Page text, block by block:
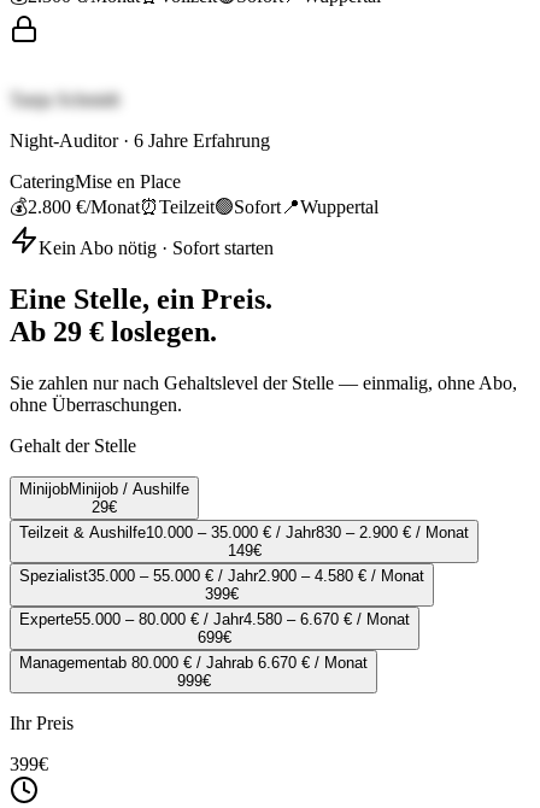
Tanja Schmidt
Night-Auditor· 6 Jahre Erfahrung
CateringMise en Place
💰2.800 €/Monat⏰Teilzeit🟢Sofort 📍Wuppertal
Kein Abo nötig · Sofort starten
Eine Stelle, ein Preis.
Ab 29 € loslegen.
Sie zahlen nur nach Gehaltslevel der Stelle — einmalig, ohne Abo,
ohne Überraschungen.
Gehalt der Stelle
MinijobMinijob / Aushilfe
29€
Teilzeit & Aushilfe10.000 – 35.000 € / Jahr830 – 2.900 € / Monat
149€
Spezialist35.000 – 55.000 € / Jahr2.900 – 4.580 € / Monat
399€
Experte55.000 – 80.000 € / Jahr4.580 – 6.670 € / Monat
699€
Managementab 80.000 € / Jahrab 6.670 € / Monat
999€
Ihr Preis
399€